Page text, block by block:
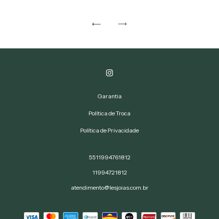
Garantia
Política de Troca
Política de Privacidade
5511994761812
11994721812
atendimento@lesjoias.com.br